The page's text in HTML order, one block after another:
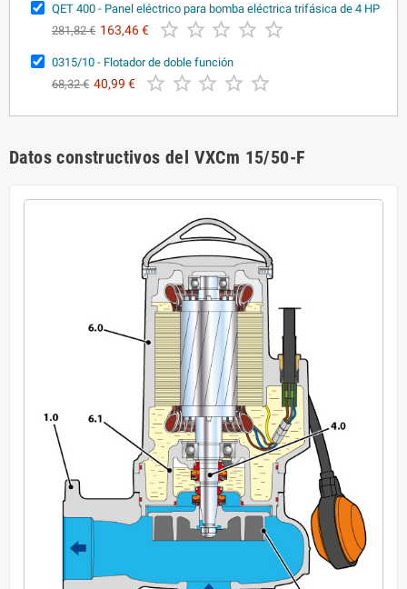
QET 400 - Panel eléctrico para bomba eléctrica trifásica de 4 HP
281,82 € 163,46 €     
0315/10 - Flotador de doble función
68,32 € 40,99 €     
Datos constructivos del VXCm 15/50-F